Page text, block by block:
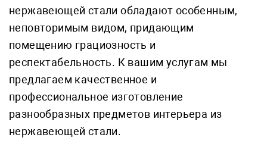
нержавеющей стали обладают особенным,
неповторимым видом, придающим
помещению грациозность и
респектабельность. К вашим услугам мы
предлагаем качественное и
профессиональное изготовление
разнообразных предметов интерьера из
нержавеющей стали.